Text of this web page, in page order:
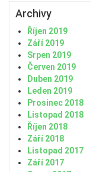
Archivy
Říjen 2019
Září 2019
Srpen 2019
Červen 2019
Duben 2019
Leden 2019
Prosinec 2018
Listopad 2018
Říjen 2018
Září 2018
Listopad 2017
Září 2017